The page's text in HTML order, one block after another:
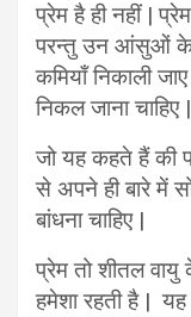
प्रेम है ही नहीं |
परन्तु उन आंसुओं के
कमियाँ निकाली
निकल जाना चाहिए |
जो यह कहते हैं की
से अपने ही बारे में
बांधना चाहिए |
प्रेम तो शीतल
हमेशा रहती है |